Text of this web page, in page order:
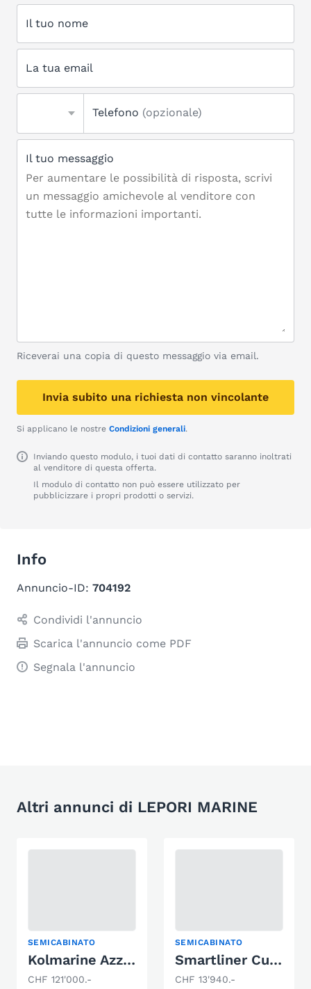
Il tuo nome
La tua email
Telefono (opzionale)
Il tuo messaggio
Riceverai una copia di questo messaggio via email.
Invia subito una richiesta non vincolante
Si applicano le nostre Condizioni generali.
Inviando questo modulo, i tuoi dati di contatto saranno inoltrati
al venditore di questa offerta.
Il modulo di contatto non può essere utilizzato per
pubblicizzare i propri prodotti o servizi.
Info
Annuncio-ID: 704192
Condividi l'annuncio
Scarica l'annuncio come PDF
Segnala l'annuncio
Altri annunci di LEPORI MARINE
SEMICABINATO
Kolmarine Azzardo 24+
CHF 121'000.-
SEMICABINATO
Smartliner Cuddy 17
CHF 13'940.-